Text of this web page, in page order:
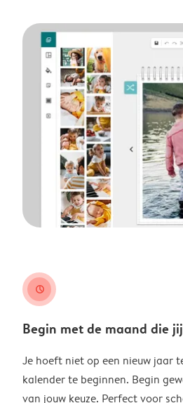
clock
Begin met de maand die
Je hoeft niet op een nieuw jaar
kalender te beginnen. Begin
van jouw keuze. Perfect voor